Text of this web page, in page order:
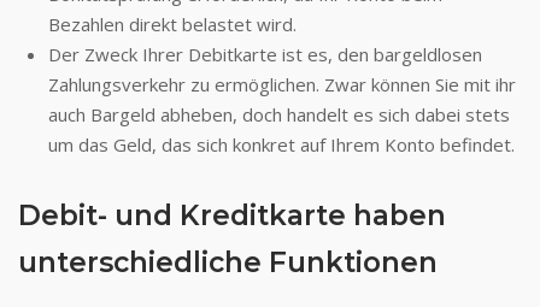
Bezahlen direkt belastet wird.
Der Zweck Ihrer Debitkarte ist es, den bargeldlosen
Zahlungsverkehr zu ermöglichen. Zwar können Sie mit ihr
auch Bargeld abheben, doch handelt es sich dabei stets
um das Geld, das sich konkret auf Ihrem Konto befindet.
Debit- und Kreditkarte haben
unterschiedliche Funktionen